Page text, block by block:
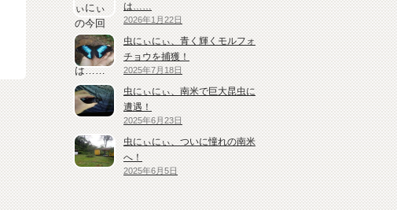
は……
2026年1月22日
虫にぃにぃ、青く輝くモルフォ
チョウを捕獲！
2025年7月18日
虫にぃにぃ、南米で巨大昆虫に
遭遇！
2025年6月23日
虫にぃにぃ、ついに憧れの南米
へ！
2025年6月5日